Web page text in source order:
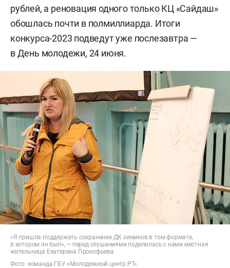
рублей, а реновация одного только КЦ «Сайдаш»
обошлась почти в полмиллиарда. Итоги
конкурса-2023 подведут уже послезавтра —
в День молодежи, 24 июня.
«Я пришла поддержать сохранение ДК химиков в том формате,
в котором он был», — перед слушаниями поделилась с нами местная
жительница Екатерина Прокофьева
Фото: команда ГБУ «Молодежный центр РТ»